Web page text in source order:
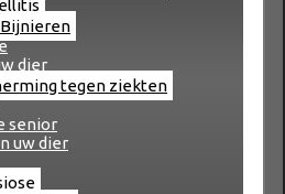
Bijnieren
dier
tegen ziekten
senior
uw dier